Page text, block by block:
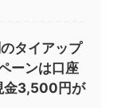
タイアップ
ーンは口座
金3,500円が